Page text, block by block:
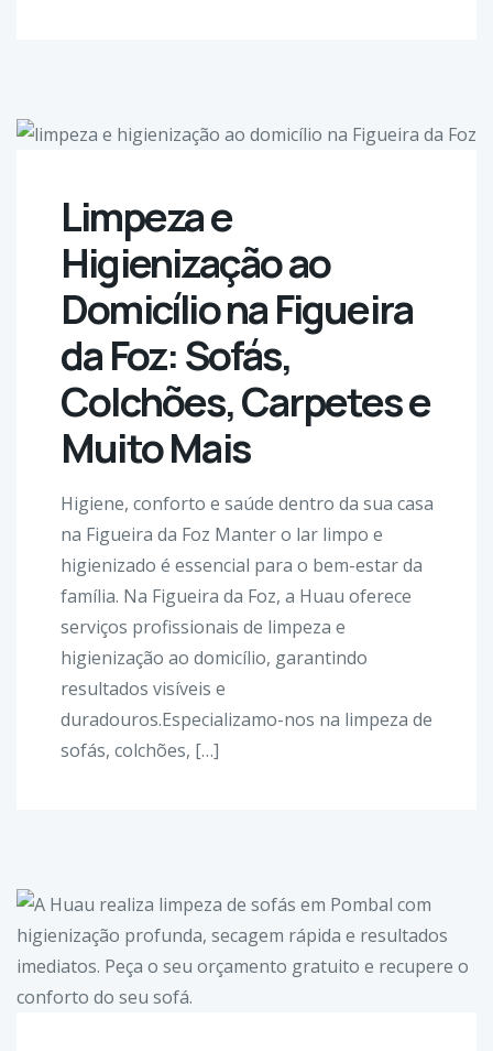
Limpeza e
Higienização ao
Domicílio na Figueira
da Foz: Sofás,
Colchões, Carpetes e
Muito Mais
Higiene, conforto e saúde dentro da sua casa
na Figueira da Foz Manter o lar limpo e
higienizado é essencial para o bem-estar da
família. Na Figueira da Foz, a Huau oferece
serviços profissionais de limpeza e
higienização ao domicílio, garantindo
resultados visíveis e
duradouros.Especializamo-nos na limpeza de
sofás, colchões, […]